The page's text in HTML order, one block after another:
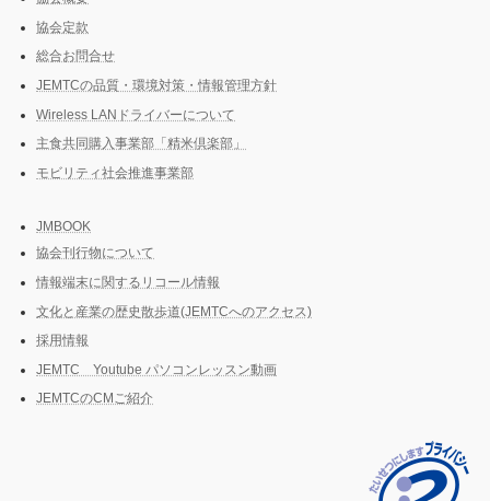
り協会定款
総合お問合せ
JEMTCの品質・環境対策・情報管理方針
Wireless LANドライバーについて
主食共同購入事業部「精米倶楽部」
モビリティ社会推進事業部
JMBOOK
協会刊行物について
情報端末に関するリコール情報
文化と産業の歴史散歩道(JEMTCへのアクセス)
採用情報
JEMTC Youtube パソコンレッスン動画
JEMTCのCMご紹介